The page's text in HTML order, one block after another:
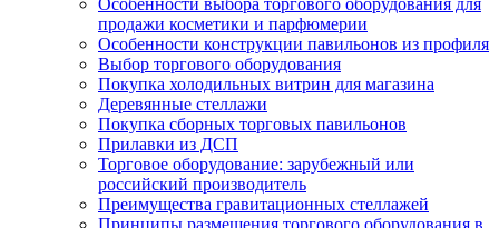
Особенности выбора торгового оборудования для
продажи косметики и парфюмерии
Особенности конструкции павильонов из профиля
Выбор торгового оборудования
Покупка холодильных витрин для магазина
Деревянные стеллажи
Покупка сборных торговых павильонов
Прилавки из ДСП
Торговое оборудование: зарубежный или
российский производитель
Преимущества гравитационных стеллажей
Принципы размещения торгового оборудования в